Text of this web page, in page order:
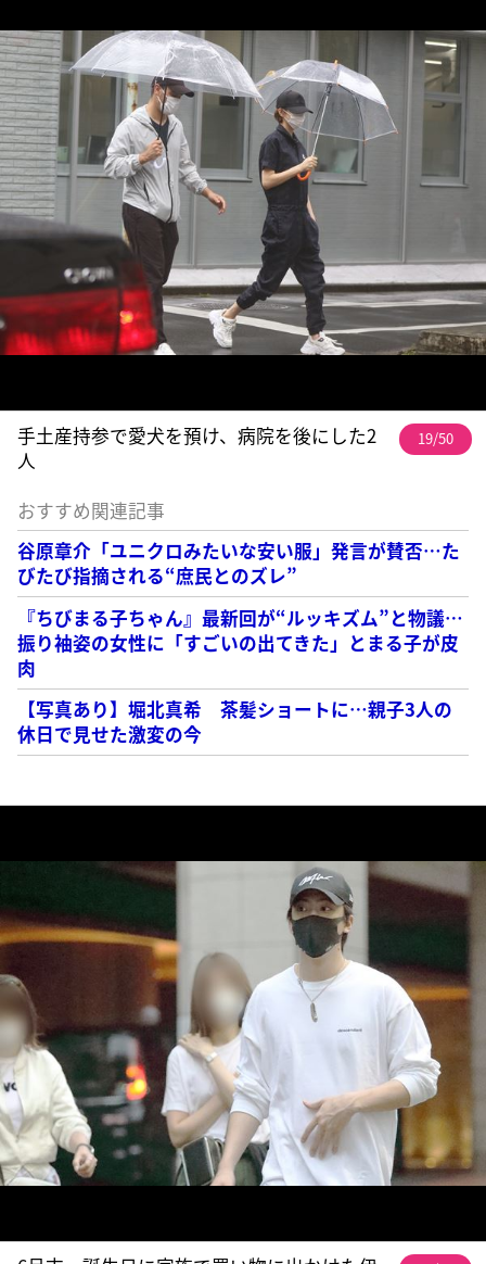
手土産持参で愛犬を預け、病院を後にした2
人
19/50
おすすめ関連記事
谷原章介「ユニクロみたいな安い服」発言が賛否…た
びたび指摘される“庶民とのズレ”
『ちびまる子ちゃん』最新回が“ルッキズム”と物議…
振り袖姿の女性に「すごいの出てきた」とまる子が皮
肉
【写真あり】堀北真希 茶髪ショートに…親子3人の
休日で見せた激変の今